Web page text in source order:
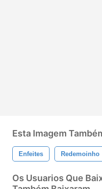
Esta Imagem
Enfeites Redemoinho
Os Usuarios Que